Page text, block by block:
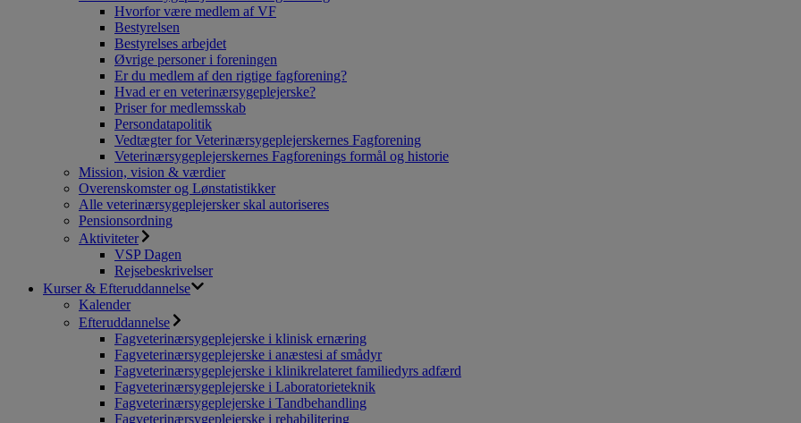
Hvorfor være medlem af VF
Bestyrelsen
Bestyrelses arbejdet
Øvrige personer i foreningen
Er du medlem af den rigtige fagforening?
Hvad er en veterinærsygeplejerske?
Priser for medlemsskab
Persondatapolitik
Vedtægter for Veterinærsygeplejerskernes Fagforening
Veterinærsygeplejerskernes Fagforenings formål og historie
Mission, vision & værdier
Overenskomster og Lønstatistikker
Alle veterinærsygeplejersker skal autoriseres
Pensionsordning
Aktiviteter
VSP Dagen
Rejsebeskrivelser
Kurser & Efteruddannelse
Kalender
Efteruddannelse
Fagveterinærsygeplejerske i klinisk ernæring
Fagveterinærsygeplejerske i anæstesi af smådyr
Fagveterinærsygeplejerske i klinikrelateret familiedyrs adfærd
Fagveterinærsygeplejerske i Laboratorieteknik
Fagveterinærsygeplejerske i Tandbehandling
Fagveterinærsygeplejerske i rehabilitering